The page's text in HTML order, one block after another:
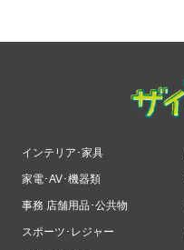
インテリア･家具
家電･AV･機器類
事務 店舗用品･公共物
スポーツ･レジャー